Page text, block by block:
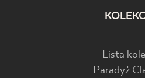
Lista
Paradyż